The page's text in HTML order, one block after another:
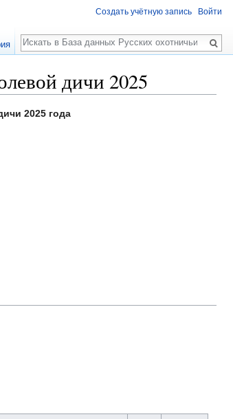
дичи 2025
2025 года
Создать учётную запись Войти
Поиск